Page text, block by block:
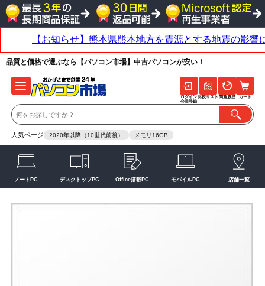
品質と価格で選ぶなら【パソコン市場】中古パソコンが安い！
人気ページ 2020年以降（10世代前後） メモリ16GB
ログイン
会員登録
比較リスト 閲覧履歴 カート
ノートPC デスクトップPC Office搭載PC モバイルPC 店舗一覧